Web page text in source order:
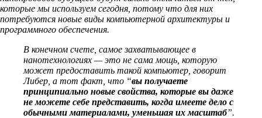
которые мы используем сегодня, потому что для них
потребуются новые виды компьютерной архитектуры и
программного обеспечения.
В конечном счете, самое захватывающее в
нанотехнологиях — это не сама мощь, которую
может предоставить такой компьютер, говорит
Либер, а тот факт, что “вы получаете
принципиально новые свойства, которые вы даже
не можете себе представить, когда имеете дело с
обычными материалами, уменьшая их масштаб”.